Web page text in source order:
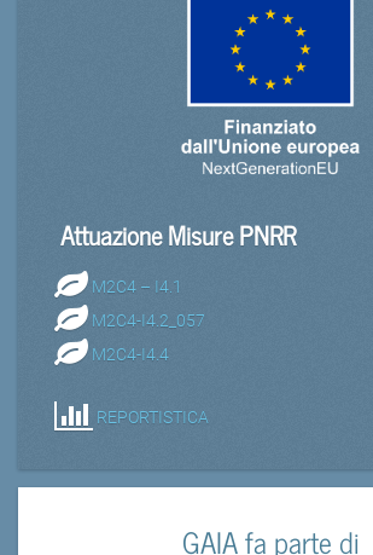
Attuazione Misure PNRR
M2C4 – I4.1
M2C4-I4.2_057
M2C4-I4.4
REPORTISTICA
GAIA fa parte di